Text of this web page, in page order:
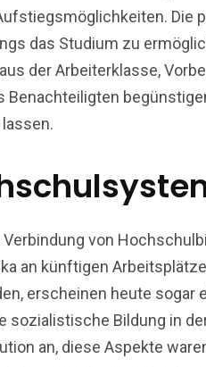
Die
das Studium zu
der Arbeiterklasse,
von
an künftigen
erscheinen heute sogar
Bildung in
an, diese Aspekte